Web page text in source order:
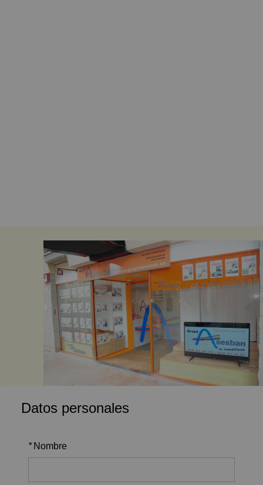
Datos personales
* Nombre